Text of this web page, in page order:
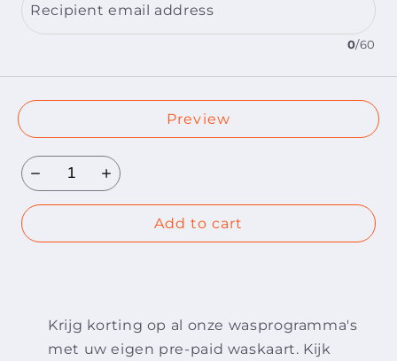
Recipient email address
0/60
Preview
Add to cart
Krijg korting op al onze wasprogramma's
met uw eigen pre-paid waskaart. Kijk